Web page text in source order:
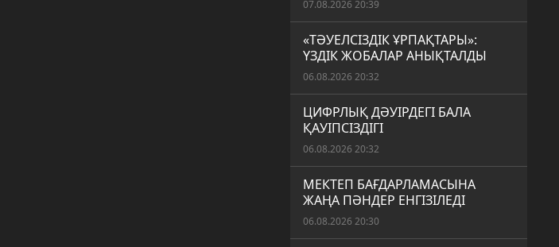
07.08.2026 20:39
«ТӘУЕЛСІЗДІК ҰРПАҚТАРЫ»:
ҮЗДІК ЖОБАЛАР АНЫҚТАЛДЫ
06.08.2026 20:32
ЦИФРЛЫҚ ДӘУІРДЕГІ БАЛА
ҚАУІПСІЗДІГІ
06.08.2026 20:32
МЕКТЕП БАҒДАРЛАМАСЫНА
ЖАҢА ПӘНДЕР ЕНГІЗІЛЕДІ
06.08.2026 20:30